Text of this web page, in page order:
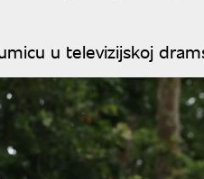
u televizijskoj